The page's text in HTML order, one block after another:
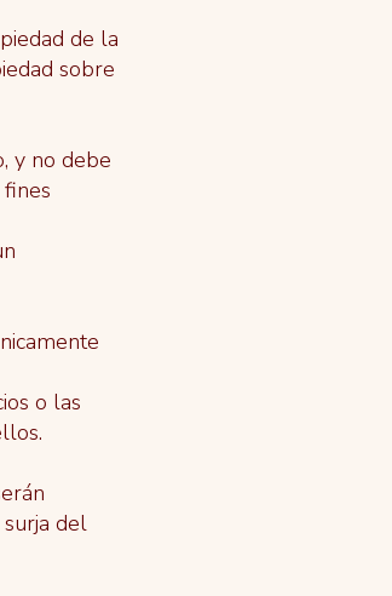
de la
sobre
y no debe
o las
del